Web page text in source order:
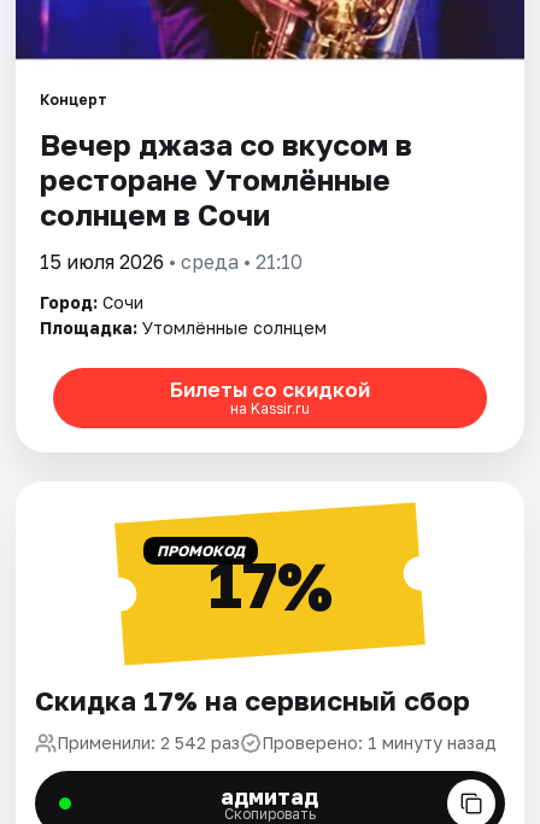
Концерт
Вечер джаза со вкусом в
ресторане Утомлённые
солнцем в Сочи
15 июля 2026 • среда • 21:10
Город: Сочи
Площадка: Утомлённые солнцем
Билеты со скидкой
на Kassir.ru
ПРОМОКОД17%
Скидка 17% на сервисный сбор
Применили: 2 542 раз Проверено: 1 минуту назад
адмитад
Скопировать